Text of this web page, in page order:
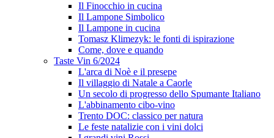
Il Finocchio in cucina
Il Lampone Simbolico
Il Lampone in cucina
Tomasz Klimezyk: le fonti di ispirazione
Come, dove e quando
Taste Vin 6/2024
L'arca di Noè e il presepe
Il villaggio di Natale a Caorle
Un secolo di progresso dello Spumante Italiano
L'abbinamento cibo-vino
Trento DOC: classico per natura
Le feste natalizie con i vini dolci